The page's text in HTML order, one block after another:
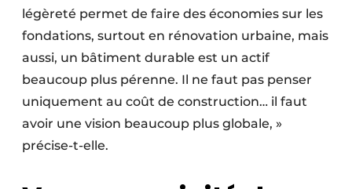
légèreté permet de faire des économies sur les
fondations, surtout en rénovation urbaine, mais
aussi, un bâtiment durable est un actif
beaucoup plus pérenne. Il ne faut pas penser
uniquement au coût de construction… il faut
avoir une vision beaucoup plus globale, »
précise-t-elle.